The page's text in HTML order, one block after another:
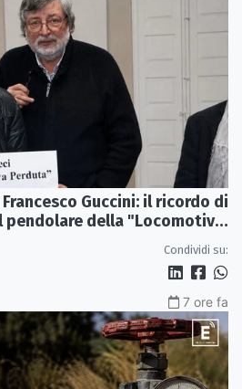
Guccini: il ricordo di
pendolare della "Locomotiva
Condividi su:
7 ore fa